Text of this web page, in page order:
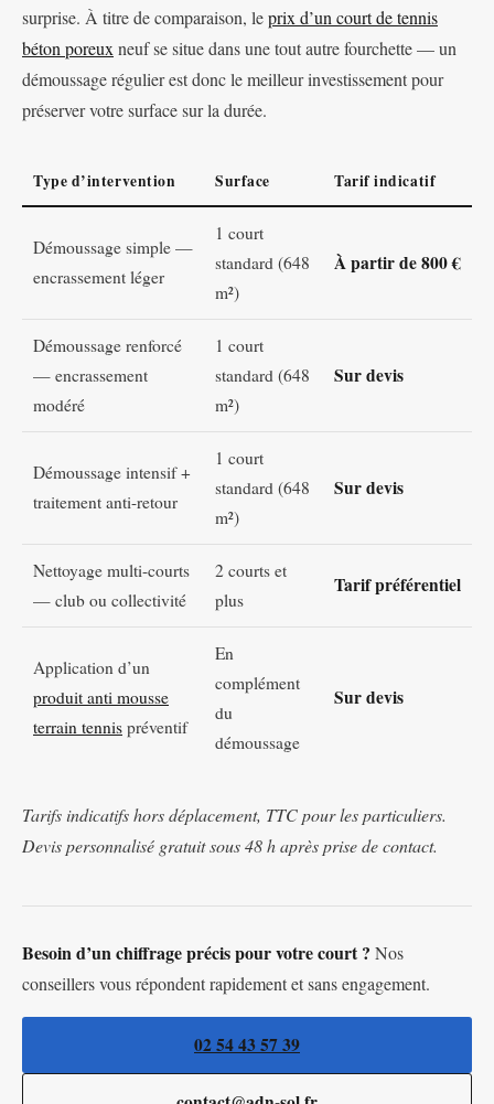
surprise. À titre de comparaison, leprix d’un court de tennis
béton poreux neuf se situe dans une tout autre fourchette — un
démoussage régulier est donc le meilleur investissement pour
préserver votre surface sur la durée.
Type d’intervention Surface Tarif indicatif
Démoussage simple —
encrassement léger
1 court
standard (648
m²)
À partir de 800 €
Démoussage renforcé
— encrassement
modéré
1 court
standard (648
m²)
Sur devis
Démoussage intensif +
traitement anti-retour
1 court
standard (648
m²)
Sur devis
Nettoyage multi-courts
— club ou collectivité
2 courts et
plus
Tarif préférentiel
Application d’un
produit anti mousse
terrain tennis préventif
En
complément
du
démoussage
Sur devis
Tarifs indicatifs hors déplacement, TTC pour les particuliers.
Devis personnalisé gratuit sous 48 h après prise de contact.
Besoin d’un chiffrage précis pour votre court ? Nos
conseillers vous répondent rapidement et sans engagement.
02 54 43 57 39